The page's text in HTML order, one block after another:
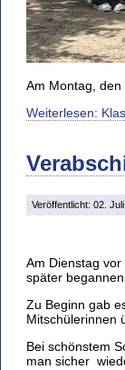
Am Montag,
Weiterlesen:
Veröffentlicht: 02.
Am Dienstag
später
Zu Beginn gab
Mitschülerinnen
Bei schönstem
man sicher